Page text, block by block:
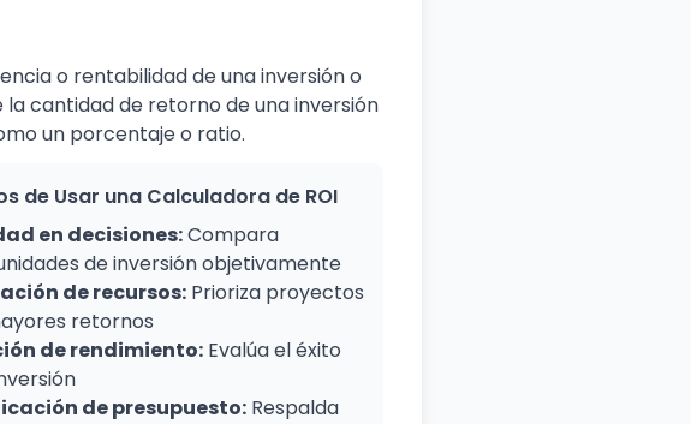
o rentabilidad de una inversión o
cantidad de retorno de una inversión
un porcentaje o ratio.
de Usar una Calculadora de ROI
en decisiones:Compara
de inversión objetivamente
de recursos: Prioriza proyectos
retornos
de rendimiento: Evalúa el éxito
de presupuesto: Respalda